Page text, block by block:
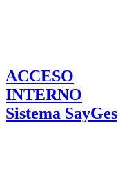
ACCESO
INTERNO
Sistema SayGes